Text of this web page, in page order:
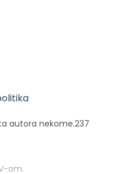
autora nekome.237
om.